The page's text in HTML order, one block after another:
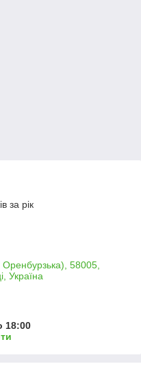
за рік
58005,
Україна
18:00